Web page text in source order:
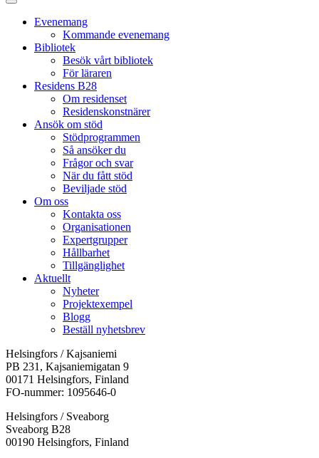
Stäng
huvudmenyn
Evenemang
Kommande evenemang
Bibliotek
Besök vårt bibliotek
För läraren
Residens B28
Om residenset
Residenskonstnärer
Ansök om stöd
Stödprogrammen
Så ansöker du
Frågor och svar
När du fått stöd
Beviljade stöd
Om oss
Kontakta oss
Organisationen
Expertgrupper
Hållbarhet
Tillgänglighet
Aktuellt
Nyheter
Projektexempel
Blogg
Beställ nyhetsbrev
Helsingfors / Kajsaniemi
PB 231, Kajsaniemigatan 9
00171 Helsingfors, Finland
FO-nummer: 1095646-0
Helsingfors / Sveaborg
Sveaborg B28
00190 Helsingfors, Finland